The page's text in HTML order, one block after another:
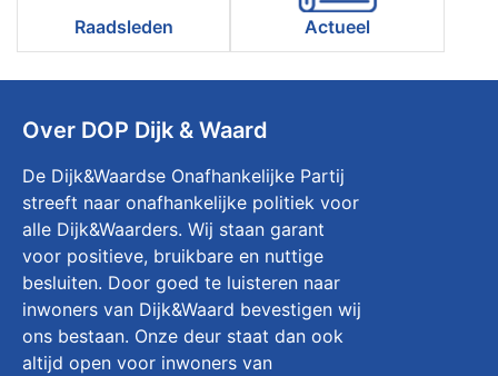
Raadsleden Actueel
Over DOP Dijk & Waard
De Dijk&Waardse Onafhankelijke Partij
streeft naar onafhankelijke politiek voor
alle Dijk&Waarders. Wij staan garant
voor positieve, bruikbare en nuttige
besluiten. Door goed te luisteren naar
inwoners van Dijk&Waard bevestigen wij
ons bestaan. Onze deur staat dan ook
altijd open voor inwoners van